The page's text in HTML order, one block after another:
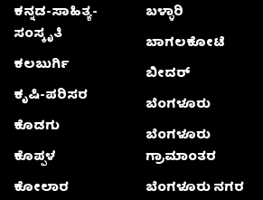
ಕನ್ನಡ-ಸಾಹಿತ್ಯ-
ಸಂಸ್ಕೃತಿ
ಕಲಬುರ್ಗಿ
ಕೃಷಿ-ಪರಿಸರ
ಕೊಡಗು
ಕೊಪ್ಪಳ
ಕೋಲಾರ
ಬಳ್ಳಾರಿ
ಬಾಗಲಕೋಟೆ
ಬೀದರ್
ಬೆಂಗಳೂರು
ಬೆಂಗಳೂರು
ಗ್ರಾಮಾಂತರ
ಬೆಂಗಳೂರು ನಗರ